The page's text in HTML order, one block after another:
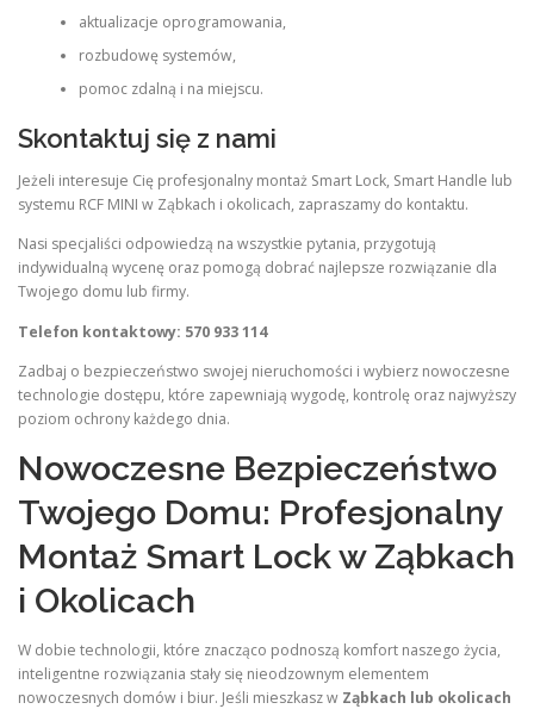
aktualizacje oprogramowania,
rozbudowę systemów,
pomoc zdalną i na miejscu.
Skontaktuj się z nami
Jeżeli interesuje Cię profesjonalny montaż Smart Lock, Smart Handle lub
systemu RCF MINI w Ząbkach i okolicach, zapraszamy do kontaktu.
Nasi specjaliści odpowiedzą na wszystkie pytania, przygotują
indywidualną wycenę oraz pomogą dobrać najlepsze rozwiązanie dla
Twojego domu lub firmy.
Telefon kontaktowy: 570 933 114
Zadbaj o bezpieczeństwo swojej nieruchomości i wybierz nowoczesne
technologie dostępu, które zapewniają wygodę, kontrolę oraz najwyższy
poziom ochrony każdego dnia.
Nowoczesne Bezpieczeństwo
Twojego Domu: Profesjonalny
Montaż Smart Lock w Ząbkach
i Okolicach
W dobie technologii, które znacząco podnoszą komfort naszego życia,
inteligentne rozwiązania stały się nieodzownym elementem
nowoczesnych domów i biur. Jeśli mieszkasz w Ząbkach lub okolicach